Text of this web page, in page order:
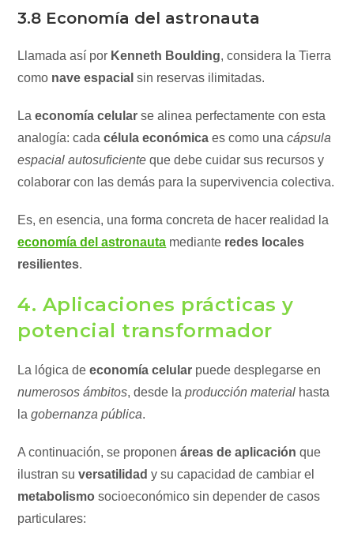
3.8 Economía del astronauta
Llamada así por Kenneth Boulding, considera la Tierra
como nave espacial sin reservas ilimitadas.
Laeconomía celular se alinea perfectamente con esta
analogía: cadacélula económica es como unacápsula
espacial autosuficiente que debe cuidar sus recursos y
colaborar con las demás para la supervivencia colectiva.
Es, en esencia, una forma concreta de hacer realidad la
economía del astronauta mediante redes locales
resilientes.
4. Aplicaciones prácticas y
potencial transformador
La lógica deeconomía celular puede desplegarse en
numerosos ámbitos, desde laproducción material hasta
lagobernanza pública.
A continuación, se proponenáreas de aplicación que
ilustran suversatilidad y su capacidad de cambiar el
metabolismo socioeconómico sin depender de casos
particulares: